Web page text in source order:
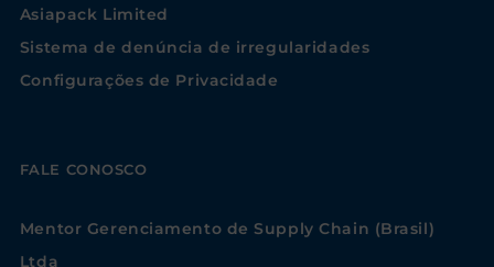
Asiapack Limited
Sistema de denúncia de irregularidades
Configurações de Privacidade
FALE CONOSCO
Mentor Gerenciamento de Supply Chain (Brasil)
Ltda